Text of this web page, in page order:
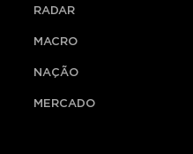
RADAR
MACRO
NAÇÃO
MERCADO